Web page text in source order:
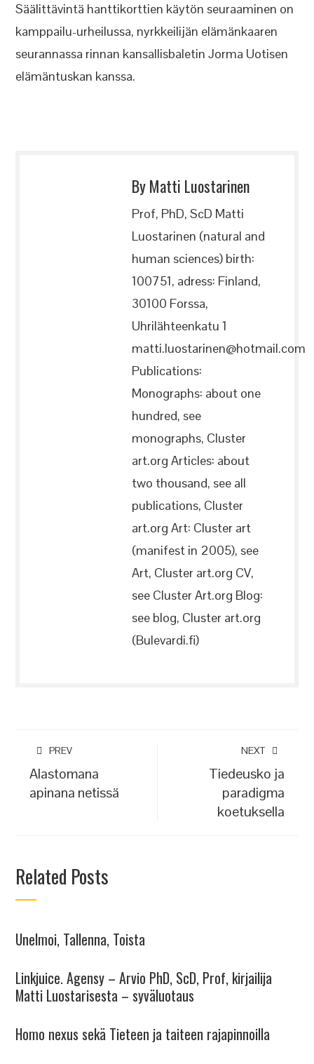
Säälittävintä hanttikorttien käytön seuraaminen on
kamppailu-urheilussa, nyrkkeilijän elämänkaaren
seurannassa rinnan kansallisbaletin Jorma Uotisen
elämäntuskan kanssa.
By Matti Luostarinen
Prof, PhD, ScD Matti
Luostarinen (natural and
human sciences) birth:
100751, adress: Finland,
30100 Forssa,
Uhrilähteenkatu 1
matti.luostarinen@hotmail.com
Publications:
Monographs: about one
hundred, see
monographs, Cluster
art.org Articles: about
two thousand, see all
publications, Cluster
art.org Art: Cluster art
(manifest in 2005), see
Art, Cluster art.org CV,
see Cluster Art.org Blog:
see blog, Cluster art.org
(Bulevardi.fi)
PREV
Alastomana
apinana netissä
NEXT
Tiedeusko ja
paradigma
koetuksella
Related Posts
Unelmoi, Tallenna, Toista
Linkjuice. Agensy – Arvio PhD, ScD, Prof, kirjailija
Matti Luostarisesta – syväluotaus
Homo nexus sekä Tieteen ja taiteen rajapinnoilla